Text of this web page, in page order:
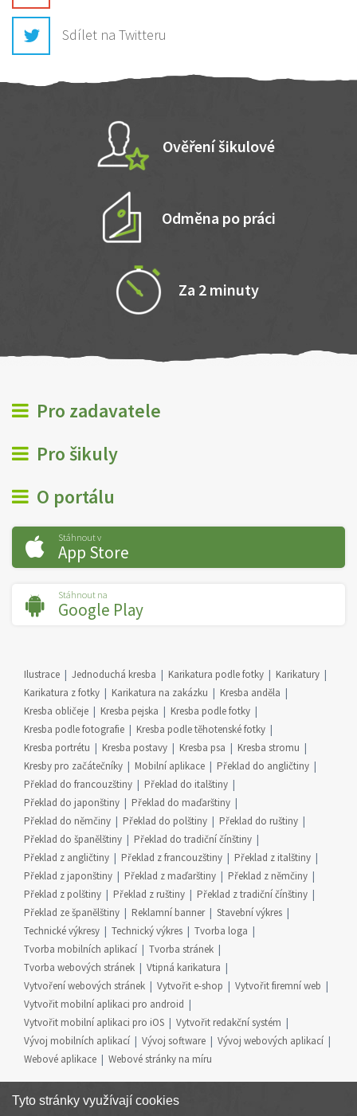
Sdílet na Twitteru
Ověření šikulové
Odměna po práci
Za 2 minuty
Pro zadavatele
Pro šikuly
O portálu
Stáhnout v
App Store
Stáhnout na
Google Play
Ilustrace Jednoduchá kresba Karikatura podle fotky
Karikatury
Karikatura z fotky
Karikatura na zakázku
Kresba anděla
Kresba obličeje
Kresba pejska
Kresba podle fotky
Kresba podle fotografie
Kresba podle těhotenské fotky
Kresba portrétu
Kresba postavy Kresba psa
Kresba stromu
Kresby pro začátečníky
Mobilní aplikace
Překlad do angličtiny
Překlad do francouzštiny
Překlad do italštiny
Překlad do japonštiny
Překlad do maďarštiny
Překlad do němčiny
Překlad do polštiny
Překlad do ruštiny
Překlad do španělštiny
Překlad do tradiční čínštiny
Překlad z angličtiny
Překlad z francouzštiny
Překlad z italštiny
Překlad z japonštiny
Překlad z maďarštiny
Překlad z němčiny
Překlad z polštiny
Překlad z ruštiny
Překlad z tradiční čínštiny
Překlad ze španělštiny
Reklamní banner
Stavební výkres
Technické výkresy
Technický výkres
Tvorba loga
Tvorba mobilních aplikací
Tvorba stránek
Tvorba webových stránek
Vtipná karikatura
Vytvoření webových stránek
Vytvořit e-shop
Vytvořit firemní web
Vytvořit mobilní aplikaci pro android
Vytvořit mobilní aplikaci pro iOS
Vytvořit redakční systém
Vývoj mobilních aplikací
Vývoj software
Vývoj webových aplikací
Webové aplikace
Webové stránky na míru
Tyto stránky využívají cookies